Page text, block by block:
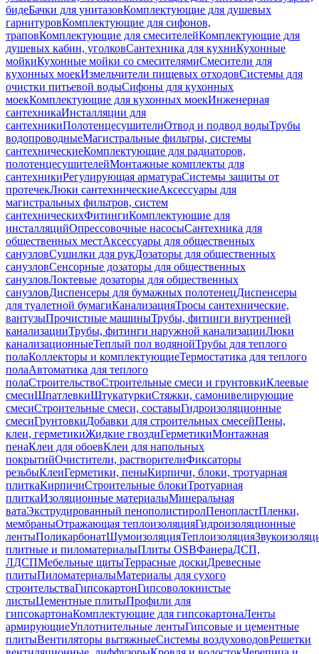
бидеБачки для унитазовКомплектующие для душевых
гарнитуровКомплектующие для сифонов,
траповКомплектующие для смесителейКомплектующие для
душевых кабин, уголковСантехника для кухниКухонные
мойкиКухонные мойки со смесителямиСмесители для
кухонных моекИзмельчители пищевых отходовСистемы для
очистки питьевой водыСифоны для кухонных
моекКомплектующие для кухонных моекИнженерная
сантехникаИнсталляции для
сантехникиПолотенцесушителиОтвод и подвод водыТрубы
водопроводныеМагистральные фильтры, системы
сантехническиеКомплектующие для радиаторов,
полотенцесушителейМонтажные комплекты для
сантехникиРегулирующая арматураСистемы защиты от
протечекЛюки сантехническиеАксессуары для
магистральных фильтров, систем
сантехническихФитингиКомплектующие для
инсталляцийОпрессовочные насосыСантехника для
общественных местАксессуары для общественных
санузловСушилки для рукДозаторы для общественных
санузловСенсорные дозаторы для общественных
санузловЛоктевые дозаторы для общественных
санузловДиспенсеры для бумажных полотенецДиспенсеры
для туалетной бумагиКанализацияТросы сантехнические,
вантузыПрочистные машиныТрубы, фитинги внутренней
канализацииТрубы, фитинги наружной канализацииЛюки
канализационныеТеплый пол водянойТрубы для теплого
полаКоллекторы и комплектующиеТермостатика для теплого
полаАвтоматика для теплого
полаСтроительствоСтроительные смеси и грунтовкиКлеевые
смесиШпатлевкиШтукатуркиСтяжки, самонивелирующие
смесиСтроительные смеси, составыГидроизоляционные
смесиГрунтовкиДобавки для строительных смесейПены,
клеи, герметикиЖидкие гвоздиГерметикиМонтажная
пенаКлеи для обоевКлеи для напольных
покрытийОчистители, растворителиФиксаторы
резьбыКлеиГерметики, пеныКирпичи, блоки, тротуарная
плиткаКирпичиСтроительные блокиТротуарная
плиткаИзоляционные материалыМинеральная
ватаЭкструдированный пенополистиролПенопластПленки,
мембраныОтражающая теплоизоляцияГидроизоляционные
лентыПоликарбонатШумоизоляцияТеплоизоляция
плитные и пиломатериалыПлиты OSBФанераДСП,
ЛДСПМебельные щитыТеррасные доскиДревесные
плитыПиломатериалыМатериалы для сухого
строительстваГипсокартонГипсоволокнистые
листыЦементные плитыПрофили для
гипсокартонаКомплектующие для гипсокартонаЛенты
армирующиеУплотнительные лентыГипсовые и цементные
плитыВентиляторы вытяжныеСистемы воздуховодовРешетки